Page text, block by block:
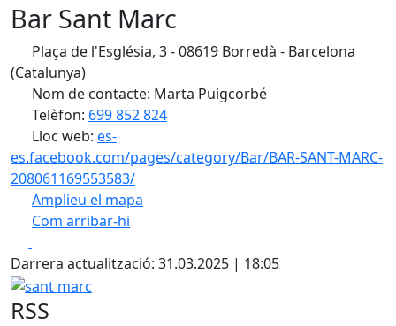
Bar Sant Marc
Plaça de l'Església, 3 - 08619 Borredà - Barcelona
(Catalunya)
Nom de contacte: Marta Puigcorbé
Telèfon: 699 852 824
Lloc web: es-
es.facebook.com/pages/category/Bar/BAR-SANT-MARC-
208061169553583/
Amplieu el mapa
Com arribar-hi
+
−
Darrera actualització: 31.03.2025 | 18:05
sant marc
RSS